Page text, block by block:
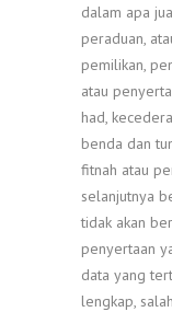
dalam apa
peraduan,
pemilikan,
atau
had,
benda dan
fitnah atau
selanjutnya
tidak akan
penyertaan
data yang
lengkap,